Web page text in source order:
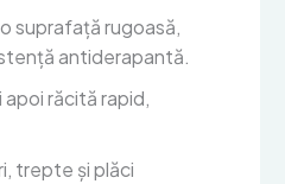
suprafață rugoasă,
antiderapantă.
răcită rapid,
trepte și plăci